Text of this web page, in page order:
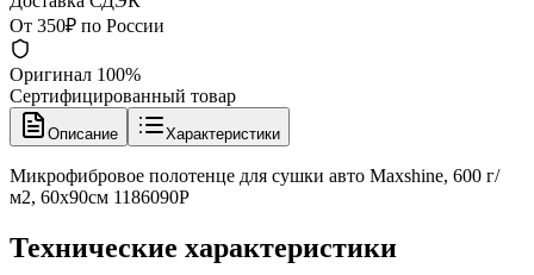
От 350₽ по России
Оригинал 100%
Сертифицированный товар
Описание Характеристики
Микрофибровое полотенце для сушки авто Maxshine, 600 г/
м2, 60x90см 1186090P
Технические характеристики